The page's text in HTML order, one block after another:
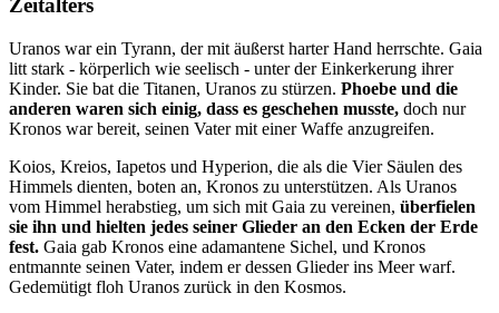
Zeitalters
Uranos war ein Tyrann, der mit äußerst harter Hand herrschte. Gaia
litt stark - körperlich wie seelisch - unter der Einkerkerung ihrer
Kinder. Sie bat die Titanen, Uranos zu stürzen. Phoebe und die
anderen waren sich einig, dass es geschehen musste, doch nur
Kronos war bereit, seinen Vater mit einer Waffe anzugreifen.
Koios, Kreios, Iapetos und Hyperion, die als die Vier Säulen des
Himmels dienten, boten an, Kronos zu unterstützen. Als Uranos
vom Himmel herabstieg, um sich mit Gaia zu vereinen, überfielen
sie ihn und hielten jedes seiner Glieder an den Ecken der Erde
fest. Gaia gab Kronos eine adamantene Sichel, und Kronos
entmannte seinen Vater, indem er dessen Glieder ins Meer warf.
Gedemütigt floh Uranos zurück in den Kosmos.